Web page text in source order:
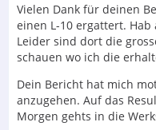
Vielen Dank für deinen
einen L-10 ergattert. Hab
Leider sind dort die
schauen wo ich die
Dein Bericht hat mich
anzugehen. Auf das
Morgen gehts in die